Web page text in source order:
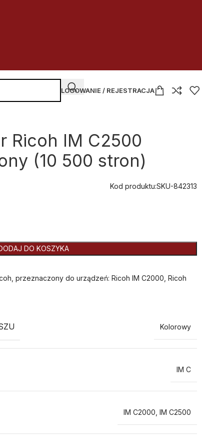
LOGOWANIE / REJESTRACJA
Ricoh IM C2500
(10 500 stron)
Kod produktu:SKU-842313
DO KOSZYKA
przeznaczony do urządzeń: Ricoh IM C2000, Ricoh
Kolorowy
IM C
IM C2000 IM C2500